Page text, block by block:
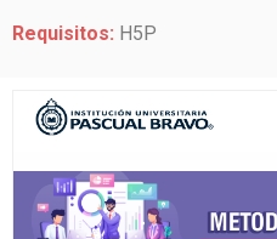
Requisitos: H5P